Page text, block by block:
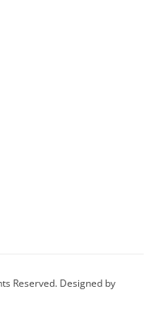
Reserved. Designed by